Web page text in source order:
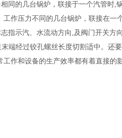
同的几台锅炉，联接于一个汽管时,
作压力不同的几台锅炉，联接在一
指示汽、水流动方向,及阀门开关方
端经过铰孔螺丝长度切割适中。还
作和设备的生产效率都有着直接的